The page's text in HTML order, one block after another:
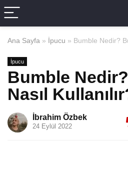
Ana Sayfa » İpucu » Bumble Nedir?
İpucu
Bumble
Nasıl
İbrahim Özbek
24 Eylül 2022